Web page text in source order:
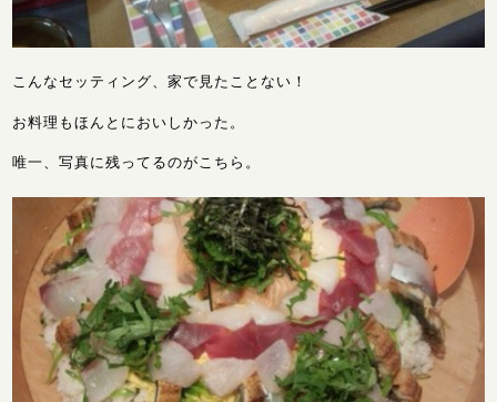
こんなセッティング、家で見たことない！
お料理もほんとにおいしかった。
唯一、写真に残ってるのがこちら。